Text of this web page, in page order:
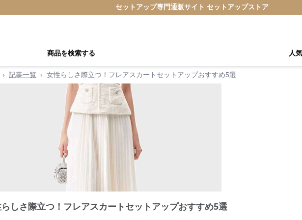
セットアップ専門通販サイト セットアップストア
商品を検索する 人
› 記事一覧 › 女性らしさ際立つ！フレアスカートセットアップおすすめ5選
しさ際立つ！フレアスカートセットアップおすすめ5選